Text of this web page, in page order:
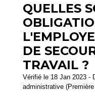
QUELLES
DE
TRAVAIL ?
Vérifié le 18 Jan 2023 -
administrative